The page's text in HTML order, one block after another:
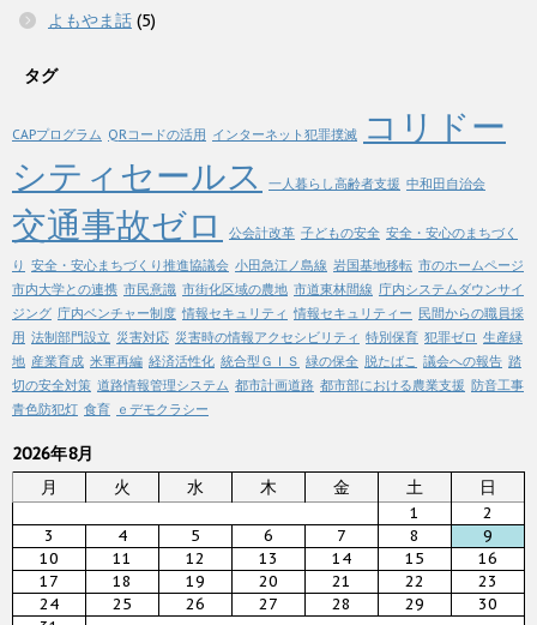
よもやま話 (5)
タグ
CAPプログラム QRコードの活用 インターネット犯罪撲滅
コリドー
シティセールス
一人暮らし高齢者支援 中和田自治会
交通事故ゼロ 公会計改革 子どもの安全 安全・安心のまちづく
り 安全・安心まちづくり推進協議会 小田急江ノ島線 岩国基地移転 市のホームページ
市内大学との連携 市民意識 市街化区域の農地 市道東林間線 庁内システムダウンサイ
ジング 庁内ベンチャー制度 情報セキュリティ 情報セキュリティー 民間からの職員採
用 法制部門設立 災害対応 災害時の情報アクセシビリティ 特別保育 犯罪ゼロ 生産緑
地 産業育成 米軍再編 経済活性化 統合型ＧＩＳ 緑の保全 脱たばこ 議会への報告 踏
切の安全対策 道路情報管理システム 都市計画道路 都市部における農業支援 防音工事
青色防犯灯 食育 ｅデモクラシー
2026年8月
月
火 水 木 金 土 日
1
2
3
4 5 6 7 8
9
10
11 12 13 14 15
16
17
18 19 20 21 22
23
24
25 26 27 28 29
30